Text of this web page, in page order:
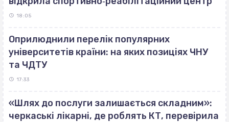
18:05
Оприлюднили перелік популярних
університетів країни: на яких позиціях ЧНУ
та ЧДТУ
17:33
«Шлях до послуги залишається складним»:
черкаські лікарні, де роблять КТ, перевірила